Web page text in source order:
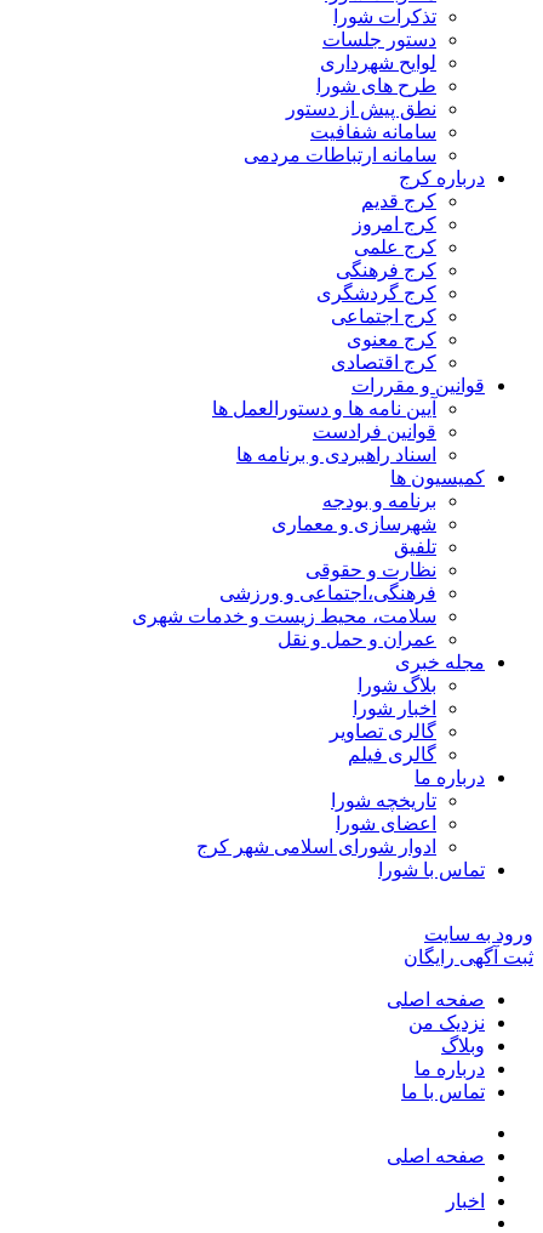
تذکرات شورا
دستور جلسات
لوایح شهرداری
طرح های شورا
نطق پیش از دستور
سامانه شفافیت
سامانه ارتباطات مردمی
درباره کرج
کرج قدیم
کرج امروز
کرج علمی
کرج فرهنگی
کرج گردشگری
کرج اجتماعی
کرج معنوی
کرج اقتصادی
قوانین و مقررات
آیین نامه ها و دستورالعمل ها
قوانین فرادست
اسناد راهبردی و برنامه ها
کمیسیون ها
برنامه و بودجه
شهرسازی و معماری
تلفیق
نظارت و حقوقی
فرهنگی،اجتماعی و ورزشی
سلامت، محیط زیست و خدمات شهری
عمران و حمل و نقل
مجله خبری
بلاگ شورا
اخبار شورا
گالری تصاویر
گالری فیلم
درباره ما
تاریخچه شورا
اعضای شورا
ادوار شورای اسلامی شهر کرج
تماس با شورا
ورود به سایت
ثبت آگهی رایگان
صفحه اصلی
نزدیک من
وبلاگ
درباره ما
تماس با ما
صفحه اصلی
اخبار